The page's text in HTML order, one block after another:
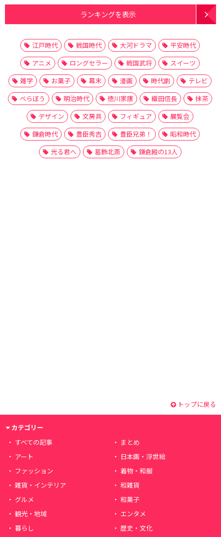
ランキングを表示
江戸時代 戦国時代 大河ドラマ
平安時代
アニメ
ロングセラー 戦国武将
スイーツ
雑学
お菓子 幕末 漫画 時代劇
テレビ
べらぼう
明治時代 徳川家康 織田信長
抹茶
デザイン
文房具 フィギュア
展覧会
鎌倉時代
豊臣秀吉 豊臣兄弟！
昭和時代
光る君へ
葛飾北斎 鎌倉殿の13人
トップに戻る
カテゴリー
すべての記事
まとめ
アート
日本画・浮世絵
ファッション
着物・和服
雑貨・インテリア
和雑貨
グルメ
和菓子
観光・地域
エンタメ
暮らし
歴史・文化